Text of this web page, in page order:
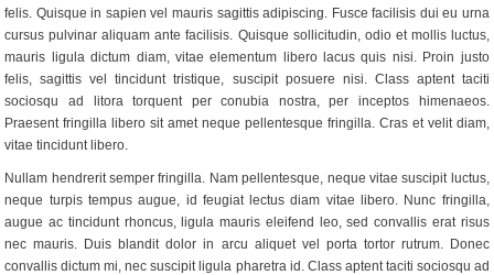
felis. Quisque in sapien vel mauris sagittis adipiscing. Fusce facilisis dui eu urna
cursus pulvinar aliquam ante facilisis. Quisque sollicitudin, odio et mollis luctus,
mauris ligula dictum diam, vitae elementum libero lacus quis nisi. Proin justo
felis, sagittis vel tincidunt tristique, suscipit posuere nisi. Class aptent taciti
sociosqu ad litora torquent per conubia nostra, per inceptos himenaeos.
Praesent fringilla libero sit amet neque pellentesque fringilla. Cras et velit diam,
vitae tincidunt libero.
Nullam hendrerit semper fringilla. Nam pellentesque, neque vitae suscipit luctus,
neque turpis tempus augue, id feugiat lectus diam vitae libero. Nunc fringilla,
augue ac tincidunt rhoncus, ligula mauris eleifend leo, sed convallis erat risus
nec mauris. Duis blandit dolor in arcu aliquet vel porta tortor rutrum. Donec
convallis dictum mi, nec suscipit ligula pharetra id. Class aptent taciti sociosqu ad